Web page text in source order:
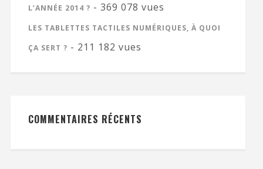
L’ANNÉE 2014 ? - 369 078 vues
LES TABLETTES TACTILES NUMÉRIQUES, À QUOI
ÇA SERT ? - 211 182 vues
COMMENTAIRES RÉCENTS